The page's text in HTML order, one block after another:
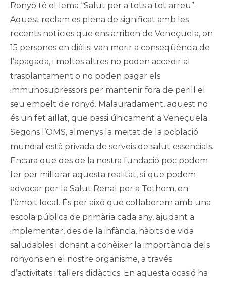
Ronyó té el lema “Salut per a tots a tot arreu”.
Aquest reclam es plena de significat amb les
recents notícies que ens arriben de Veneçuela, on
15 persones en diàlisi van morir a conseqüència de
l’apagada, i moltes altres no poden accedir al
trasplantament o no poden pagar els
immunosupressors per mantenir fora de perill el
seu empelt de ronyó. Malauradament, aquest no
és un fet aïllat, que passi únicament a Veneçuela.
Segons l’OMS, almenys la meitat de la població
mundial està privada de serveis de salut essencials.
Encara que des de la nostra fundació poc podem
fer per millorar aquesta realitat, sí que podem
advocar per la Salut Renal per a Tothom, en
l’àmbit local. És per això que col·laborem amb una
escola pública de primària cada any, ajudant a
implementar, des de la infància, hàbits de vida
saludables i donant a conèixer la importància dels
ronyons en el nostre organisme, a través
d’activitats i tallers didàctics. En aquesta ocasió ha